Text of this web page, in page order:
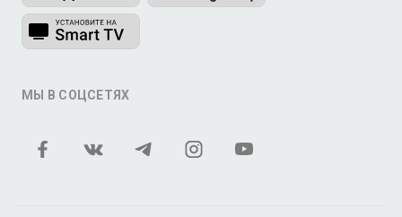
МЫ В СОЦСЕТЯХ